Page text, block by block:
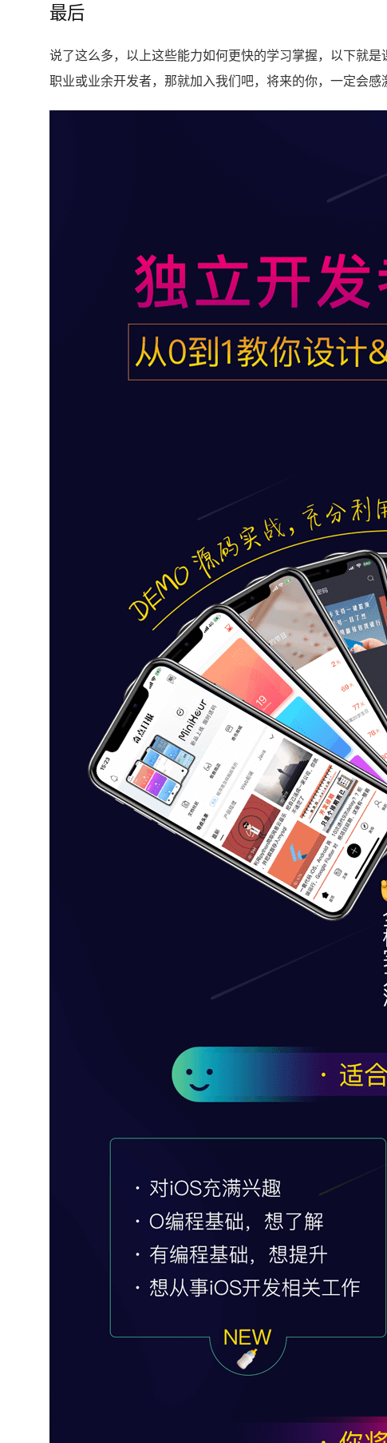
最后
说了这么多，以上这些能力如何更快的学习掌握，以下就
职业或业余开发者，那就加入我们吧，将来的你，一定会感